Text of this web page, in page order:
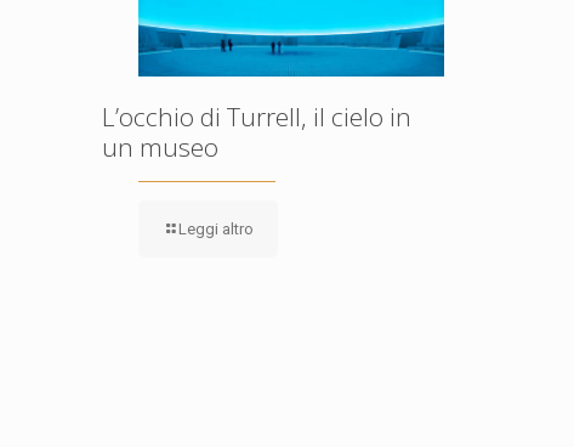
L’occhio di Turrell, il cielo in
un museo
Leggi altro